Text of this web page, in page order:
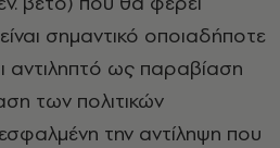
σημαντικό οποιαδήποτε
αντιληπτό ως παραβίαση
των πολιτικών
την αντίληψη που